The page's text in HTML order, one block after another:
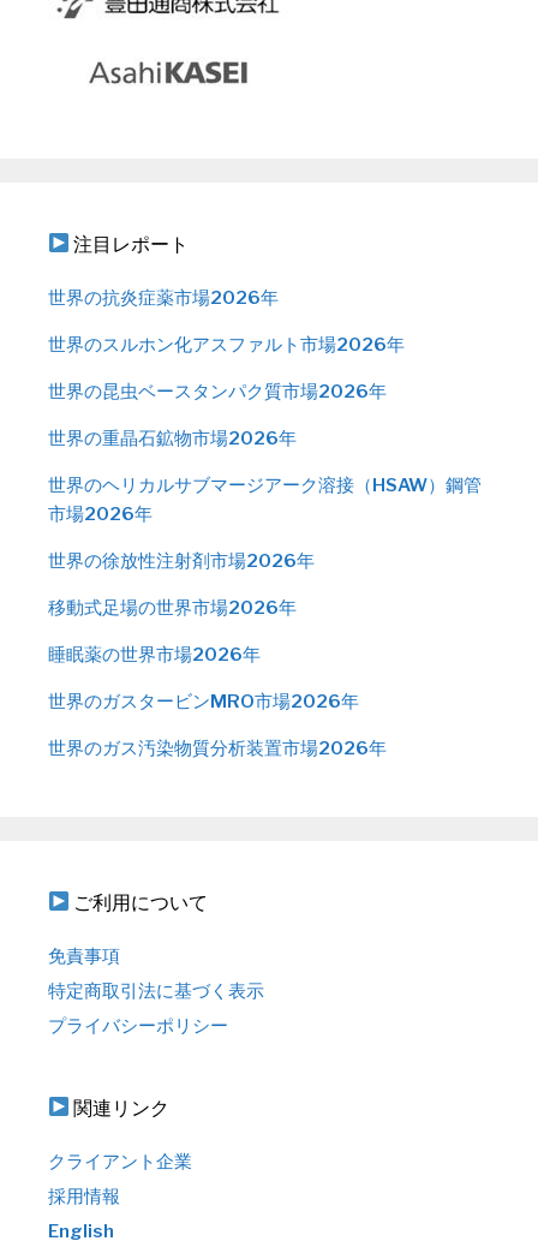
注目レポート
世界の抗炎症薬市場2026年
世界のスルホン化アスファルト市場2026年
世界の昆虫ベースタンパク質市場2026年
世界の重晶石鉱物市場2026年
世界のヘリカルサブマージアーク溶接（HSAW）鋼管
市場2026年
世界の徐放性注射剤市場2026年
移動式足場の世界市場2026年
睡眠薬の世界市場2026年
世界のガスタービンMRO市場2026年
世界のガス汚染物質分析装置市場2026年
ご利用について
免責事項
特定商取引法に基づく表示
プライバシーポリシー
関連リンク
クライアント企業
採用情報
English